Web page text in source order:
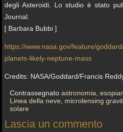
degli Asteroidi. Lo studio è stato
Journal.
[ Barbara Bubbi ]
https://www.nasa.gov/feature/
planets-likely-neptune-mass
Credits: NASA/Goddard/Francis
Contrassegnato astronomia ,
Linea della neve
microlensing
solare
Lascia un commento